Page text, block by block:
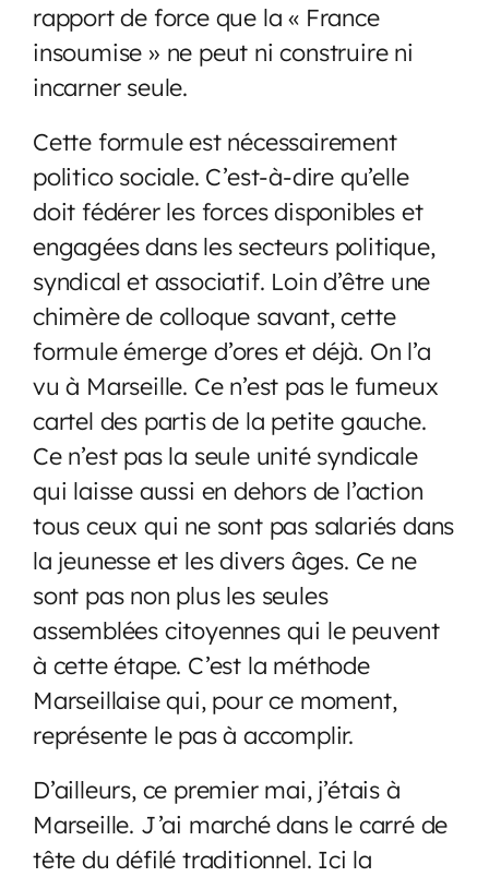
rapport de force que la « France
insoumise » ne peut ni construire ni
incarner seule.
Cette formule est nécessairement
politico sociale. C’est-à-dire qu’elle
doit fédérer les forces disponibles et
engagées dans les secteurs politique,
syndical et associatif. Loin d’être une
chimère de colloque savant, cette
formule émerge d’ores et déjà. On l’a
vu à Marseille. Ce n’est pas le fumeux
cartel des partis de la petite gauche.
Ce n’est pas la seule unité syndicale
qui laisse aussi en dehors de l’action
tous ceux qui ne sont pas salariés dans
la jeunesse et les divers âges. Ce ne
sont pas non plus les seules
assemblées citoyennes qui le peuvent
à cette étape. C’est la méthode
Marseillaise qui, pour ce moment,
représente le pas à accomplir.
D’ailleurs, ce premier mai, j’étais à
Marseille. J’ai marché dans le carré de
tête du défilé traditionnel. Ici la